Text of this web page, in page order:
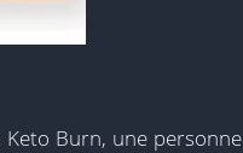
Burn, une personne